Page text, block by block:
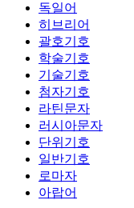
독일어
히브리어
괄호기호
학술기호
기술기호
첨자기호
라틴문자
러시아문자
단위기호
일반기호
로마자
아랍어